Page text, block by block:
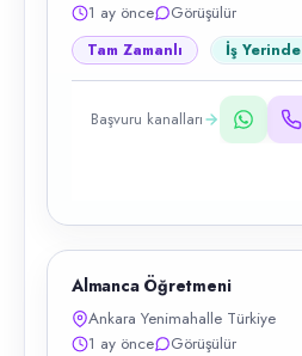
1 ay önce
Görüşülür
Tam Zamanlı İş Yerinde
Başvuru kanalları
Almanca Öğretmeni
Ankara Yenimahalle Türkiye
1 ay önce
Görüşülür